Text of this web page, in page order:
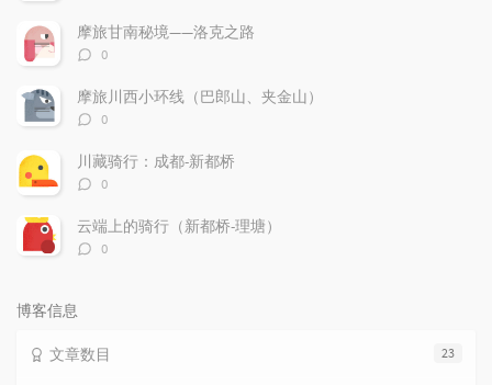
数：
摩旅甘南秘境——洛克之路
评
数：
0
摩旅川西小环线（巴郎山、夹金山）
评
数：
0
川藏骑行：成都-新都桥
评
数：
0
云端上的骑行（新都桥-理塘）
评
0
博客信息
23
文章数目